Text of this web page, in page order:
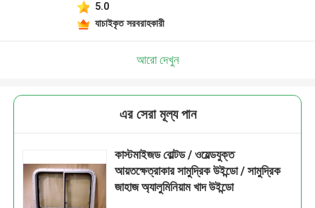
5.0
যাচাইকৃত সরবরাহকারী
আরো দেখুন
এর সেরা মূল্য পান
কাস্টমাইজড বোল্টড / ওয়েল্ডযুক্ত
আয়তক্ষেত্রাকার সামুদ্রিক উইন্ডো / সামুদ্রিক
জাহাজ অ্যালুমিনিয়াম খাদ উইন্ডো